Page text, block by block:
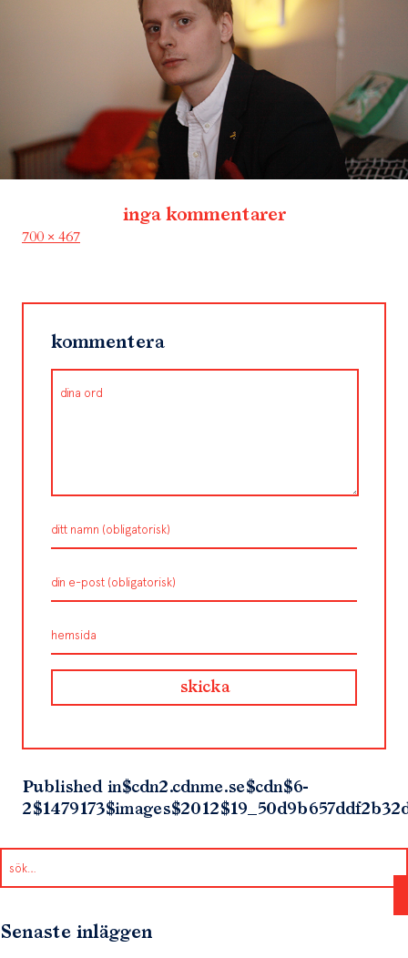
inga kommentarer
Full
700 × 467
kommentera
Published in$cdn2.cdnme.se$cdn$6-
Senaste inläggen